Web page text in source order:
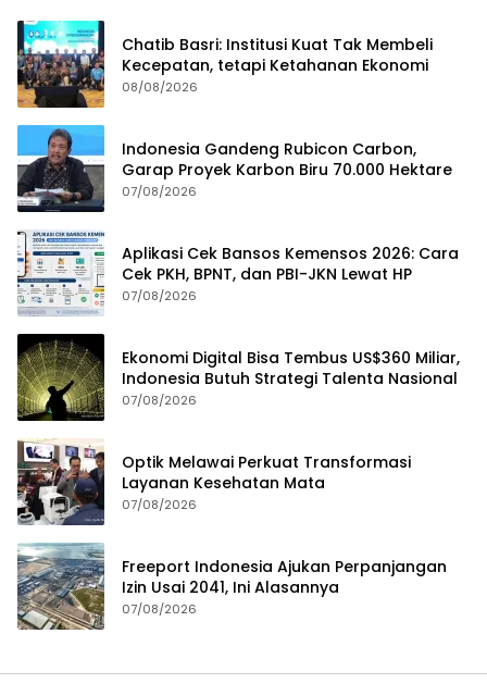
Chatib Basri: Institusi Kuat Tak Membeli
Kecepatan, tetapi Ketahanan Ekonomi
08/08/2026
Indonesia Gandeng Rubicon Carbon,
Garap Proyek Karbon Biru 70.000 Hektare
07/08/2026
Aplikasi Cek Bansos Kemensos 2026: Cara
Cek PKH, BPNT, dan PBI-JKN Lewat HP
07/08/2026
Ekonomi Digital Bisa Tembus US$360 Miliar,
Indonesia Butuh Strategi Talenta Nasional
07/08/2026
Optik Melawai Perkuat Transformasi
Layanan Kesehatan Mata
07/08/2026
Freeport Indonesia Ajukan Perpanjangan
Izin Usai 2041, Ini Alasannya
07/08/2026